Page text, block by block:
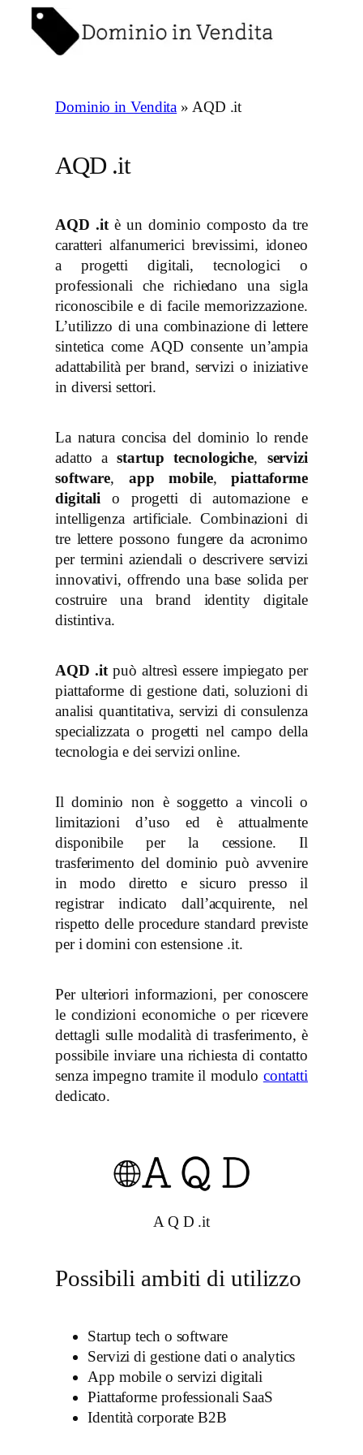
contenuto
Dominio in Vendita » AQD .it
AQD .it
AQD .itè un dominio composto da tre
caratteri alfanumerici brevissimi, idoneo
a progetti digitali, tecnologici o
professionali che richiedano una sigla
riconoscibile e di facile memorizzazione.
L’utilizzo di una combinazione di lettere
sintetica come AQD consente un’ampia
adattabilità per brand, servizi o iniziative
in diversi settori.
La natura concisa del dominio lo rende
adatto astartup tecnologiche, servizi
software, app mobile,piattaforme
digitali o progetti di automazione e
intelligenza artificiale. Combinazioni di
tre lettere possono fungere da acronimo
per termini aziendali o descrivere servizi
innovativi, offrendo una base solida per
costruire una brand identity digitale
distintiva.
AQD .itpuò altresì essere impiegato per
piattaforme di gestione dati, soluzioni di
analisi quantitativa, servizi di consulenza
specializzata o progetti nel campo della
tecnologia e dei servizi online.
Il dominio non è soggetto a vincoli o
limitazioni d’uso ed è attualmente
disponibile per la cessione. Il
trasferimento del dominio può avvenire
in modo diretto e sicuro presso il
registrar indicato dall’acquirente, nel
rispetto delle procedure standard previste
per i domini con estensione .it.
Per ulteriori informazioni, per conoscere
le condizioni economiche o per ricevere
dettagli sulle modalità di trasferimento, è
possibile inviare una richiesta di contatto
senza impegno tramite il modulo contatti
dedicato.
A Q D .it
Possibili ambiti di utilizzo
Startup tech o software
Servizi di gestione dati o analytics
App mobile o servizi digitali
Piattaforme professionali SaaS
Identità corporate B2B